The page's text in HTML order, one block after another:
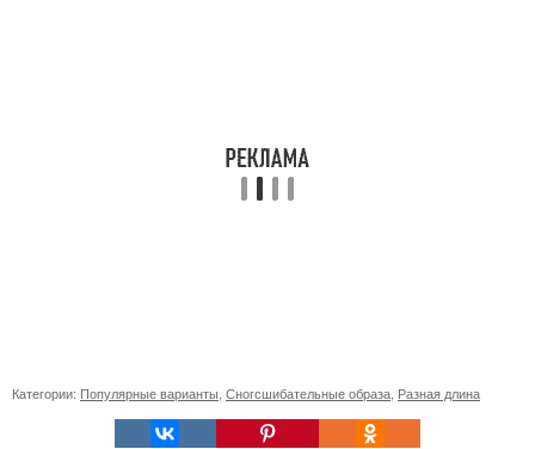
Категории: Популярные варианты Сногсшибательные образа Разная длина